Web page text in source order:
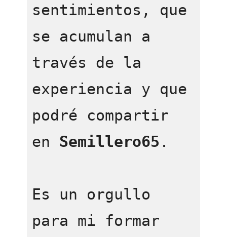
sentimientos, que
se acumulan a
través de la
experiencia y que
podré compartir
en Semillero65 .
Es un orgullo
para mi formar